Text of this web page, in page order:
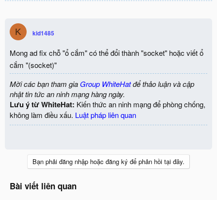
K kid1485
Mong ad fix chỗ "ổ cắm" có thể đổi thành "socket" hoặc viết ổ
cắm "(socket)"
Mời các bạn tham gia Group WhiteHatđể thảo luận và cập
nhật tin tức an ninh mạng hàng ngày.
Lưu ý từ WhiteHat: Kiến thức an ninh mạng để phòng chống,
không làm điều xấu. Luật pháp liên quan
Bạn phải đăng nhập hoặc đăng ký để phản hồi tại đây.
Bài viết liên quan